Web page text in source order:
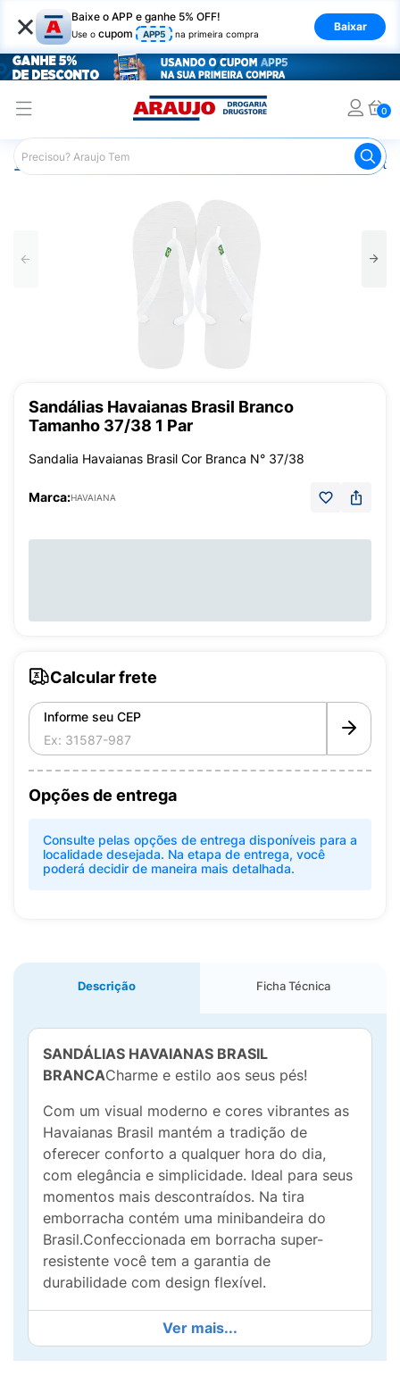
× Baixe o APP e ganhe 5% OFF!
Use o cupom APP5 na primeira compra
Baixar
0
Araujo Mercado Calçados e
Sandálias Havaianas Brasil Branco
Tamanho 37/38 1 Par
Sandalia Havaianas Brasil Cor Branca N° 37/38
Marca:HAVAIANA
Calcular frete
Informe seu CEP
Opções de entrega
Consulte pelas opções de entrega disponíveis para a
localidade desejada. Na etapa de entrega, você
poderá decidir de maneira mais detalhada.
Descrição Ficha Técnica
SANDÁLIAS HAVAIANAS BRASIL
BRANCACharme e estilo aos seus pés!
Com um visual moderno e cores vibrantes as
Havaianas Brasil mantém a tradição de
oferecer conforto a qualquer hora do dia,
com elegância e simplicidade. Ideal para seus
momentos mais descontraídos. Na tira
emborracha contém uma minibandeira do
Brasil.Confeccionada em borracha super-
resistente você tem a garantia de
durabilidade com design flexível.
Ver mais...